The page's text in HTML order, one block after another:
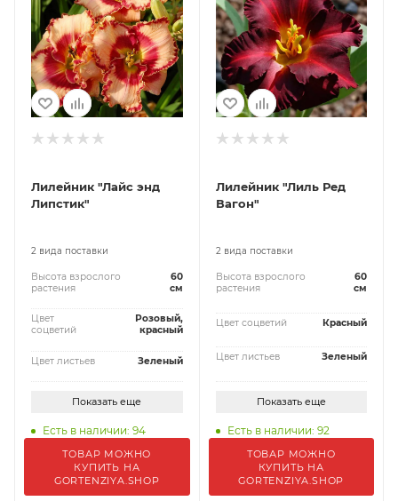
Лилейник "Лайс энд
Липстик"
2 вида поставки
Высота взрослого
растения
60
см
Цвет
соцветий
Розовый,
красный
Цвет листьев Зеленый
Показать еще
Есть в наличии: 94
ТОВАР МОЖНО
КУПИТЬ НА
GORTENZIYA.SHOP
Лилейник "Лиль Ред
Вагон"
2 вида поставки
Высота взрослого
растения
60
см
Цвет соцветий Красный
Цвет листьев Зеленый
Показать еще
Есть в наличии: 92
ТОВАР МОЖНО
КУПИТЬ НА
GORTENZIYA.SHOP